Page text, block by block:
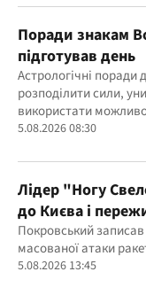
Поради знакам
підготував день
Астрологічні
розподілити сили,
використати
5.08.2026 08:30
Лідер "Ногу
до Києва і
Покровський записав
масованої атаки
5.08.2026 13:45